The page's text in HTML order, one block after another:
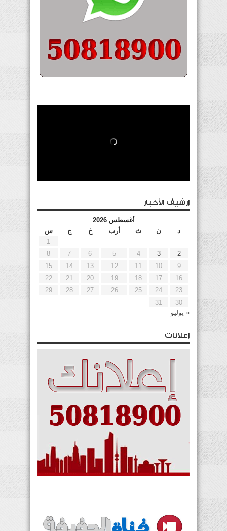
إرشيف الأخبار
أغسطس 2026
د
ن ث أرب خ ج
س
1
2
3
4
5
6
7
8
9
10
11
12
13
14
15
16
17
18
19
20
21
22
23
24
25
26
27
28
29
30
31
« يوليو
إعلانات